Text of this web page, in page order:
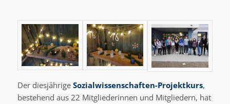
Der diesjährige Sozialwissenschaften-Projektkurs,
bestehend aus 22 Mitgliederinnen und Mitgliedern, hat